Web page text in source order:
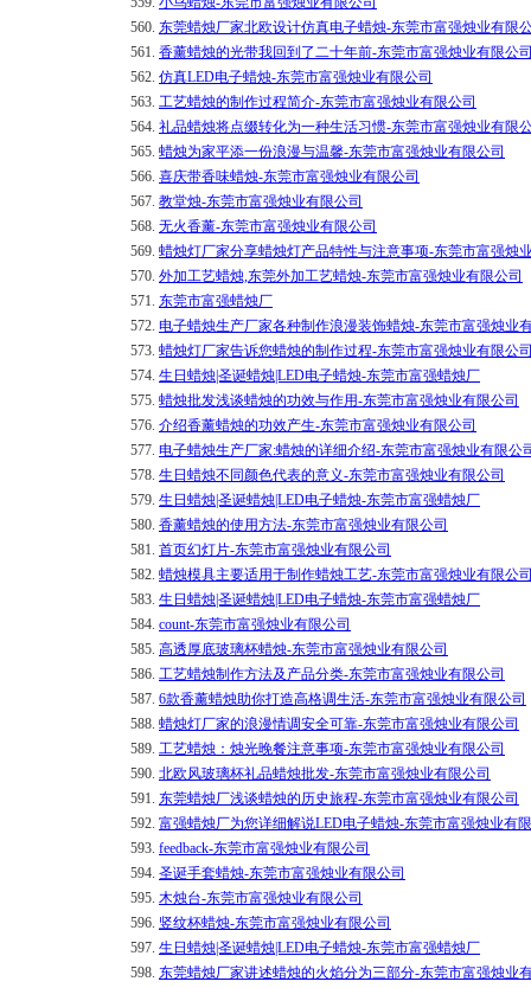
560. 东莞蜡烛厂家北欧设计仿真电子蜡烛-东莞市富强烛业有限
561. 香薰蜡烛的光带我回到了二十年前-东莞市富强烛业有限公
562. 仿真LED电子蜡烛-东莞市富强烛业有限公司
563. 工艺蜡烛的制作过程简介-东莞市富强烛业有限公司
564. 礼品蜡烛将点缀转化为一种生活习惯-东莞市富强烛业有限
565. 蜡烛为家平添一份浪漫与温馨-东莞市富强烛业有限公司
566. 喜庆带香味蜡烛-东莞市富强烛业有限公司
567. 教堂烛-东莞市富强烛业有限公司
568. 无火香薰-东莞市富强烛业有限公司
569. 蜡烛灯厂家分享蜡烛灯产品特性与注意事项-东莞市富强烛
570. 外加工艺蜡烛,东莞外加工艺蜡烛-东莞市富强烛业有限公司
571. 东莞市富强蜡烛厂
572. 电子蜡烛生产厂家各种制作浪漫装饰蜡烛-东莞市富强烛业
573. 蜡烛灯厂家告诉您蜡烛的制作过程-东莞市富强烛业有限公
574. 生日蜡烛|圣诞蜡烛|LED电子蜡烛-东莞市富强蜡烛厂
575. 蜡烛批发浅谈蜡烛的功效与作用-东莞市富强烛业有限公司
576. 介绍香薰蜡烛的功效产生-东莞市富强烛业有限公司
577. 电子蜡烛生产厂家:蜡烛的详细介绍-东莞市富强烛业有限公
578. 生日蜡烛不同颜色代表的意义-东莞市富强烛业有限公司
579. 生日蜡烛|圣诞蜡烛|LED电子蜡烛-东莞市富强蜡烛厂
580. 香薰蜡烛的使用方法-东莞市富强烛业有限公司
581. 首页幻灯片-东莞市富强烛业有限公司
582. 蜡烛模具主要适用于制作蜡烛工艺-东莞市富强烛业有限公
583. 生日蜡烛|圣诞蜡烛|LED电子蜡烛-东莞市富强蜡烛厂
584. count-东莞市富强烛业有限公司
585. 高透厚底玻璃杯蜡烛-东莞市富强烛业有限公司
586. 工艺蜡烛制作方法及产品分类-东莞市富强烛业有限公司
587. 6款香薰蜡烛助你打造高格调生活-东莞市富强烛业有限公司
588. 蜡烛灯厂家的浪漫情调安全可靠-东莞市富强烛业有限公司
589. 工艺蜡烛：烛光晚餐注意事项-东莞市富强烛业有限公司
590. 北欧风玻璃杯礼品蜡烛批发-东莞市富强烛业有限公司
591. 东莞蜡烛厂浅谈蜡烛的历史旅程-东莞市富强烛业有限公司
592. 富强蜡烛厂为您详细解说LED电子蜡烛-东莞市富强烛业有
593. feedback-东莞市富强烛业有限公司
594. 圣诞手套蜡烛-东莞市富强烛业有限公司
595. 木烛台-东莞市富强烛业有限公司
596. 竖纹杯蜡烛-东莞市富强烛业有限公司
597. 生日蜡烛|圣诞蜡烛|LED电子蜡烛-东莞市富强蜡烛厂
598. 东莞蜡烛厂家讲述蜡烛的火焰分为三部分-东莞市富强烛业